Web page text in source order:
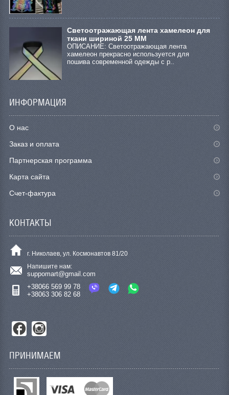
Светоотражающая лента хамелеон для
ткани шириной 25 ММ
ОПИСАНИЕ: Светоотражающая лента
хамелеон прекрасно используется для
пошива современной одежды с р..
ИНФОРМАЦИЯ
О нас
Заказ и оплата
Партнерская программа
Карта сайта
Счет-фактура
КОНТАКТЫ
г. Николаев, ул. Космонавтов 81/20
Напишите нам:
suppomart@gmail.com
+38066 569 99 78
+38063 306 82 68
ПРИНИМАЕМ